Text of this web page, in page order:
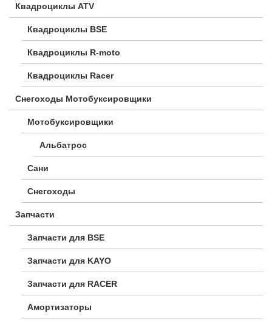
Квадроциклы ATV
Квадроциклы BSE
Квадроциклы R-moto
Квадроциклы Racer
Снегоходы Мотобуксировщики
Мотобуксировщики
Альбатрос
Сани
Снегоходы
Запчасти
Запчасти для BSE
Запчасти для KAYO
Запчасти для RACER
Амортизаторы